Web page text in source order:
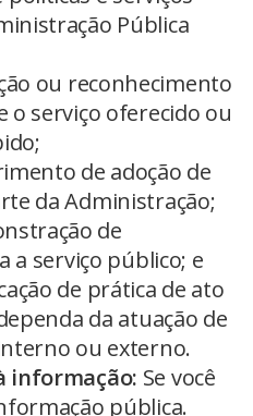
Pública
ou reconhecimento
o serviço oferecido ou
de adoção de
da Administração;
de
a serviço público; e
de prática de ato
da atuação de
ou externo.
informação: Se você
pública.